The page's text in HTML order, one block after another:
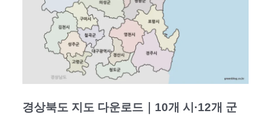
경상북도 지도 다운로드｜10개 시·12개 군